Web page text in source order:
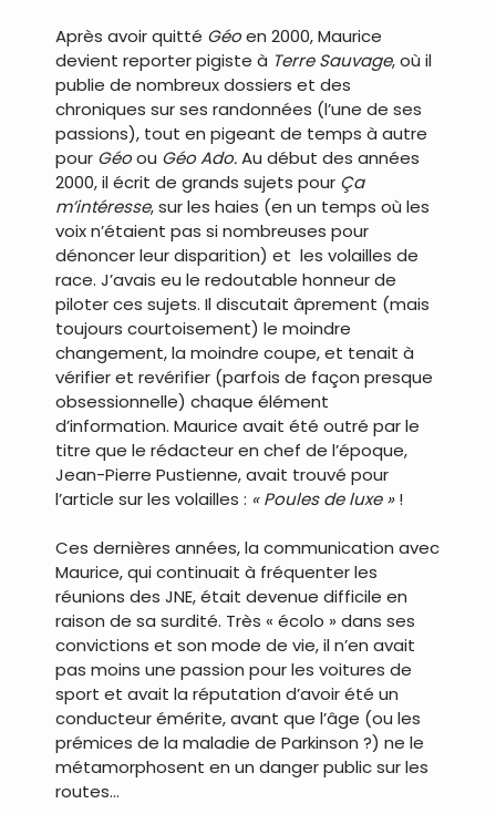
Après avoir quitté Géoen 2000, Maurice
devient reporter pigiste à Terre Sauvage, où il
publie de nombreux dossiers et des
chroniques sur ses randonnées (l’une de ses
passions), tout en pigeant de temps à autre
pour Géoou Géo Ado.Au début des années
2000, il écrit de grands sujets pour Ça
m’intéresse, sur les haies (en un temps où les
voix n’étaient pas si nombreuses pour
dénoncer leur disparition) et les volailles de
race. J’avais eu le redoutable honneur de
piloter ces sujets. Il discutait âprement (mais
toujours courtoisement) le moindre
changement, la moindre coupe, et tenait à
vérifier et revérifier (parfois de façon presque
obsessionnelle) chaque élément
d’information. Maurice avait été outré par le
titre que le rédacteur en chef de l’époque,
Jean-Pierre Pustienne, avait trouvé pour
l’article sur les volailles : « Poules de luxe »!
Ces dernières années, la communication avec
Maurice, qui continuait à fréquenter les
réunions des JNE, était devenue difficile en
raison de sa surdité. Très « écolo » dans ses
convictions et son mode de vie, il n’en avait
pas moins une passion pour les voitures de
sport et avait la réputation d’avoir été un
conducteur émérite, avant que l’âge (ou les
prémices de la maladie de Parkinson ?) ne le
métamorphosent en un danger public sur les
routes…